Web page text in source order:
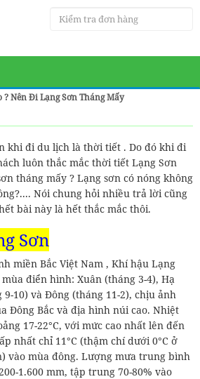
? Nên Đi Lạng Sơn Tháng Mấy
khi đi du lịch là thời tiết . Do đó khi đi
luôn thắc mắc thời tiết Lạng Sơn
tháng mấy ? Lạng sơn có nóng không
Nói chung hỏi nhiều trả lời cũng
bài này là hết thắc mắc thôi.
Sơn
miền Bắc Việt Nam , Khí hậu Lạng
điển hình: Xuân (tháng 3-4), Hạ
10) và Đông (tháng 11-2), chịu ảnh
Đông Bắc và địa hình núi cao. Nhiệt
17-22°C, với mức cao nhất lên đến
nhất chỉ 11°C (thậm chí dưới 0°C ở
vào mùa đông. Lượng mưa trung bình
1.600 mm, tập trung 70-80% vào